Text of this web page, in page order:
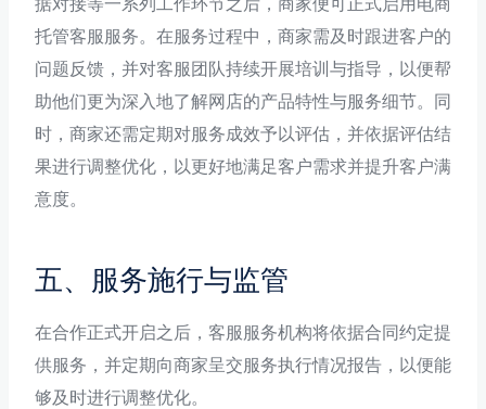
托管客服服务。在服务过程中，商家需及时跟进客户的
问题反馈，并对客服团队持续开展培训与指导，以便帮
助他们更为深入地了解网店的产品特性与服务细节。同
时，商家还需定期对服务成效予以评估，并依据评估结
果进行调整优化，以更好地满足客户需求并提升客户满
意度。
五、服务施行与监管
在合作正式开启之后，客服服务机构将依据合同约定提
供服务，并定期向商家呈交服务执行情况报告，以便能
够及时进行调整优化。